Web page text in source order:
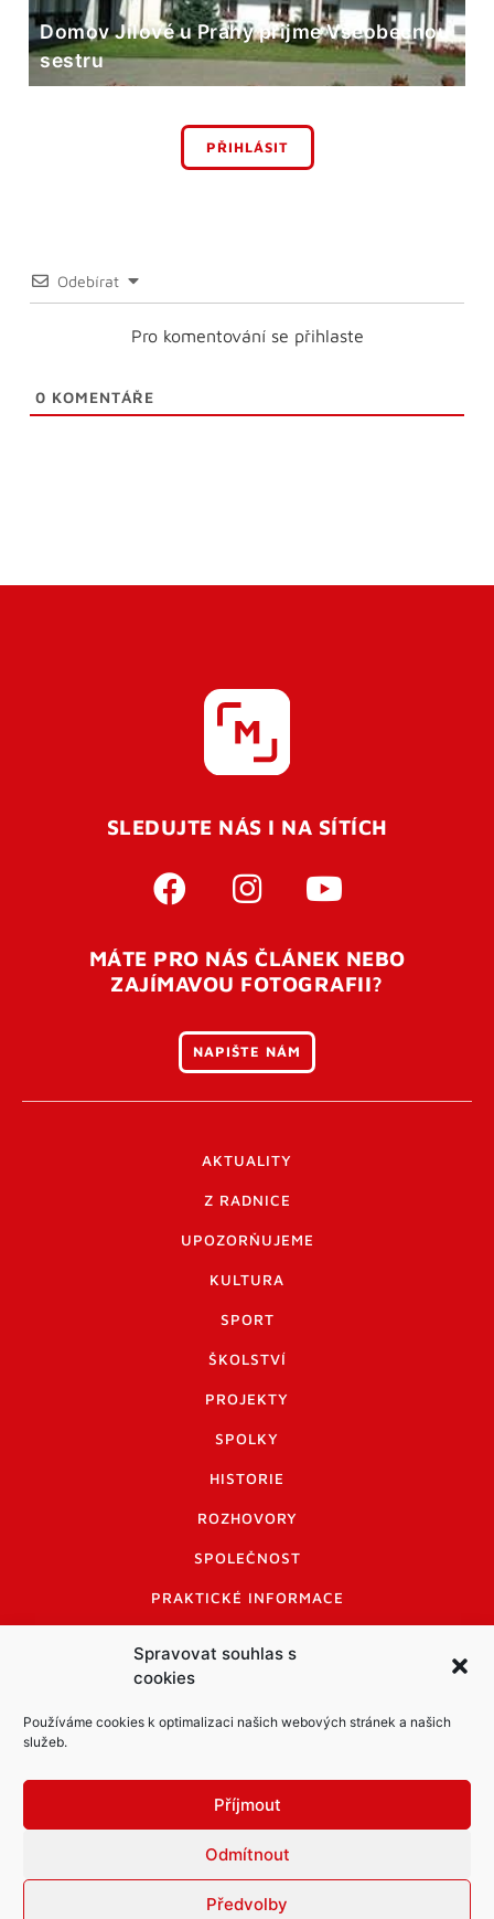
Spravovat souhlas s
cookies
Používáme cookies k optimalizaci našich webových stránek a našich
služeb.
Příjmout
Odmítnout
Předvolby
Domov Jílové u Prahy přijme Všeobecnou
sestru
PŘIHLÁSIT
Odebírat
Pro komentování se přihlaste
0 KOMENTÁŘE
SLEDUJTE NÁS I NA SÍTÍCH
MÁTE PRO NÁS ČLÁNEK NEBO
ZAJÍMAVOU FOTOGRAFII?
NAPIŠTE NÁM
AKTUALITY
Z RADNICE
UPOZORŇUJEME
KULTURA
SPORT
ŠKOLSTVÍ
PROJEKTY
SPOLKY
HISTORIE
ROZHOVORY
SPOLEČNOST
PRAKTICKÉ INFORMACE
INFORMACE A KODEX DISKUTUJÍCÍCH
LOGO A LOGO MANUÁL
Informace o zpracování osobních údajů